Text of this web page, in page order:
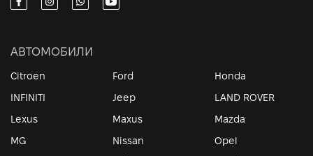
АВТОМОБИЛИ
Citroen Ford
Honda
INFINITI
Jeep
LAND ROVER
Lexus
Maxus
Mazda
MG
Nissan
Opel